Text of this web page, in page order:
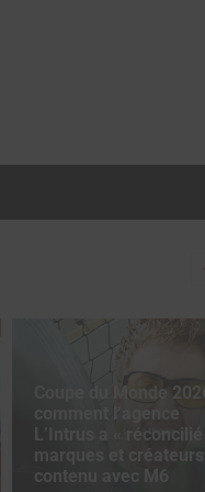
unique »
Coupe du Monde
comment l’agence
L’Intrus a « réconcilié »
marques et
contenu avec M6